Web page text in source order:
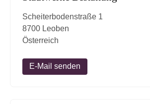
Scheiterbodenstraße 1
8700 Leoben
Österreich
E-Mail senden